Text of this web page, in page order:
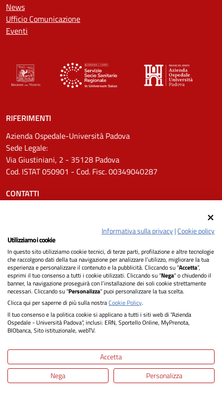
News
Ufficio Comunicazione
Eventi
RIFERIMENTI
Azienda Ospedale-Università Padova
Sede Legale:
Via Giustiniani, 2 - 35128 Padova
Cod. ISTAT 050901 - Cod. Fisc. 00349040287
CONTATTI
Pec: protocollo.aopd@pecveneto.it
SEGUICI SU
Privacy
Dichiarazione di Accessibilità
Mappa del sito
Informativa sulla privacy|Cookie policy
Utilizziamo i cookie
In questo sito utilizziamo cookie tecnici, di terze parti, profilazione e altre tecnologie
che raccolgono dati della tua navigazione per analizzare l’utilizzo, migliorare la tua
esperienza e personalizzare il contenuto e la pubblicità. Cliccando su “Accetta”,
esprimi il tuo consenso a tutti i cookie utilizzati. Cliccando su "Nega" o chiudendo il
banner, la navigazione proseguirà con l’installazione dei soli cookie strettamente
necessari. Cliccando su "Personalizza" puoi personalizzare la tua scelta.
Clicca qui per saperne di più sulla nostraCookie Policy.
Il tuo consenso e la politica cookie si applicano a tutti i siti web di "Azienda
Ospedale - Università Padova", inclusi: ERN, Sportello Online, MyPrenota,
BIObanca, Sito istituzionale, webTV.
Accetta
Nega
Personalizza